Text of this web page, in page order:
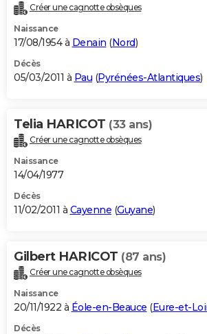
Créer une cagnotte obsèques
Naissance
17/08/1954 à Denain (Nord)
Décès
05/03/2011 à Pau (Pyrénées-Atlantiques)
Telia HARICOT (33 ans)
Créer une cagnotte obsèques
Naissance
14/04/1977
Décès
11/02/2011 à Cayenne (Guyane)
Gilbert HARICOT (87 ans)
Créer une cagnotte obsèques
Naissance
20/11/1922 à Éole-en-Beauce (Eure-et-
Décès